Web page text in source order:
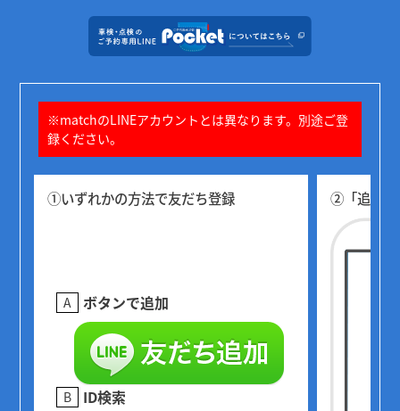
※matchのLINEアカウントとは異なります。別途ご登
録ください。
①いずれかの方法で友だち登録
A ボタンで追加
B ID検索
②「追加」